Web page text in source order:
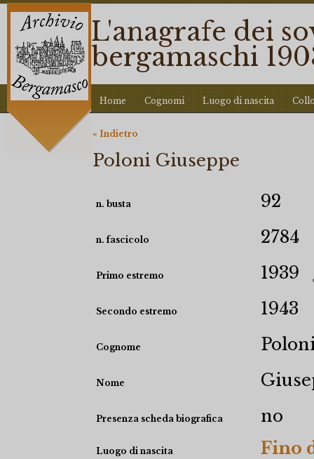
L'anagrafe dei
bergamaschi
Home Cognomi Luogo di nascita
« Indietro
Poloni Giuseppe
n. busta 92
n. fascicolo 2784
Primo estremo 1939
Secondo estremo 1943
Cognome
Nome
Presenza scheda biografica no
Luogo di nascita Fino